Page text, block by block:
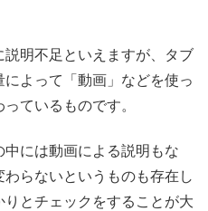
明不足といえますが、タブ
よって「動画」などを使っ
ているものです。
には動画による説明もな
らないというものも存在し
とチェックをすることが大